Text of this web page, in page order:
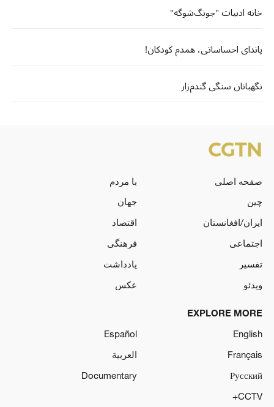
خانه ادبیات "جونگ‌شوگه"
پاندای احساساتی، همدم کودکان!
نگهبانان سنگی گندم‌زار
صفحه اصلی
با مردم
چین
جهان
ایران/افغانستان
اقتصاد
اجتماعی
فرهنگی
تفسیر
یادداشت
ویدئو
عکس
EXPLORE MORE
English
Español
Français
العربية
Русский
Documentary
CCTV+